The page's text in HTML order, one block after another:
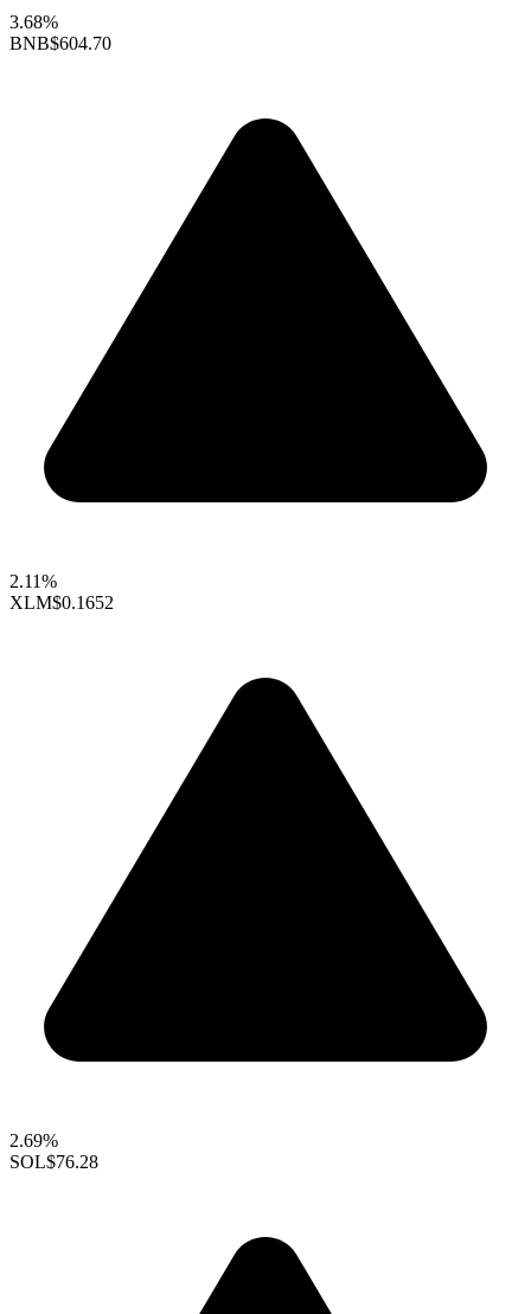
3.68%
BNB$604.70
2.11%
XLM$0.1652
2.69%
SOL$76.28